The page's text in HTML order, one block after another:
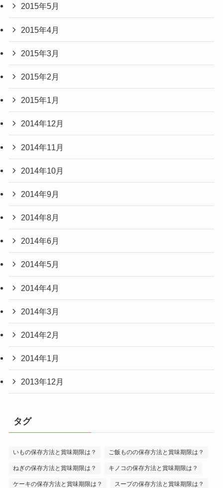
2015年5月
2015年4月
2015年3月
2015年2月
2015年1月
2014年12月
2014年11月
2014年10月
2014年9月
2014年8月
2014年6月
2014年5月
2014年4月
2014年3月
2014年2月
2014年1月
2013年12月
タグ
いもの保存方法と賞味期限は？ ご飯ものの保存方法と賞味期限は？
ねぎの保存方法と賞味期限は？ キノコの保存方法と賞味期限は？
ケーキの保存方法と賞味期限は？ スープの保存方法と賞味期限は？